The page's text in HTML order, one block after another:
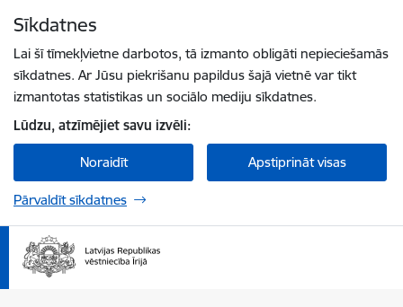
Sīkdatnes
Lai šī tīmekļvietne darbotos, tā izmanto obligāti nepieciešamās
sīkdatnes. Ar Jūsu piekrišanu papildus šajā vietnē var tikt
izmantotas statistikas un sociālo mediju sīkdatnes.
Lūdzu, atzīmējiet savu izvēli:
Noraidīt Apstiprināt visas
Pārvaldīt sīkdatnes